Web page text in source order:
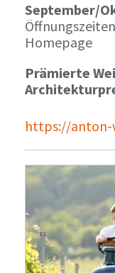
September/
Homepage
Prämierte
https://anton-